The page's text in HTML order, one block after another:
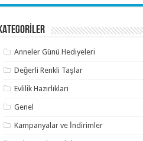
Anneler Günü Hediyeleri
Değerli Renkli Taşlar
Evlilik Hazırlıkları
Genel
Kampanyalar ve İndirimler